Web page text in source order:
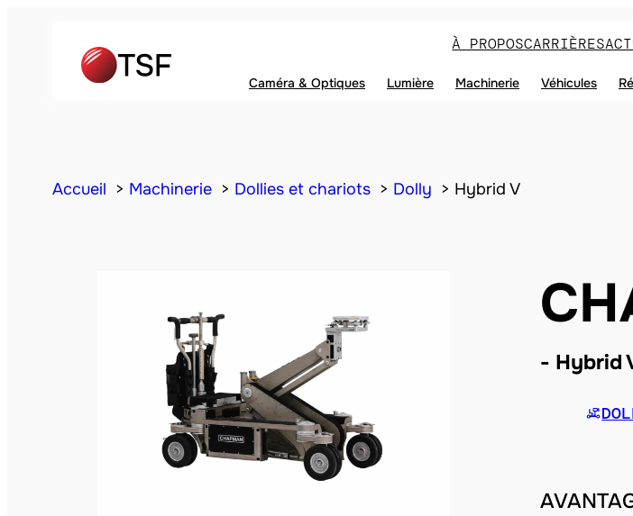
À PROPOSCARRIÈRES
Caméra & Optiques Lumière Machinerie Véhicules
Accueil Machinerie Dollies et chariots Dolly Hybrid V
Hybrid